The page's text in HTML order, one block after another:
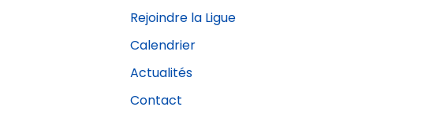
Rejoindre la Ligue
Calendrier
Actualités
Contact